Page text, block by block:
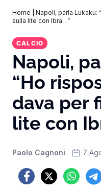
Home
Napoli, parla Lukaku:
sulla lite con Ibra…”
CALCIO
Napoli,
“Ho
dava per
lite con
Paolo Cagnoni 7